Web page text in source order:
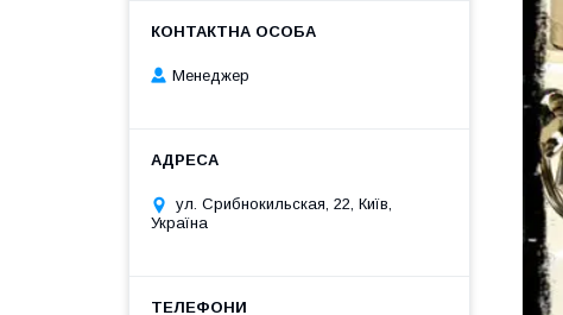
Менеджер
ул. Срибнокильская, 22, Київ,
Україна